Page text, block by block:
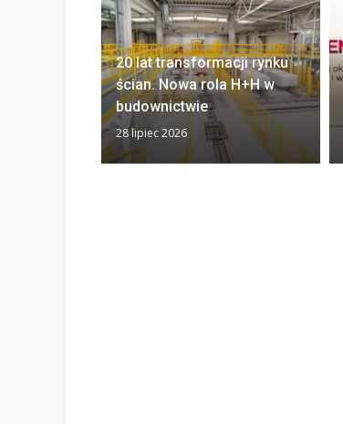
20 lat transformacji rynku
ścian. Nowa rola H+H w
budownictwie
28 lipiec 2026